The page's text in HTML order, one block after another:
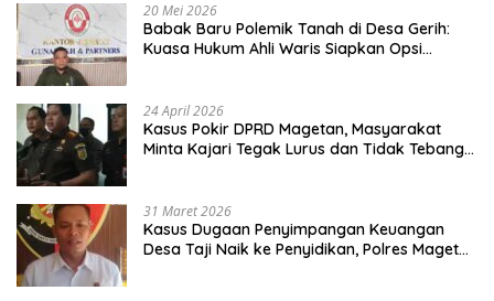
20 Mei 2026
Babak Baru Polemik Tanah di Desa Gerih:
Kuasa Hukum Ahli Waris Siapkan Opsi
24 April 2026
Kasus Pokir DPRD Magetan, Masyarakat
Minta Kajari Tegak Lurus dan Tidak Tebang
31 Maret 2026
Kasus Dugaan Penyimpangan Keuangan
Desa Taji Naik ke Penyidikan, Polres Magetan